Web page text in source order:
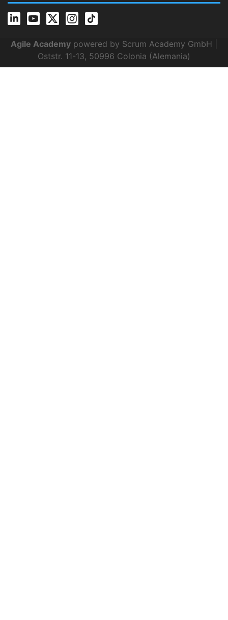
Agile Academy powered by Scrum Academy GmbH |
Oststr. 11-13, 50996 Colonia (Alemania)